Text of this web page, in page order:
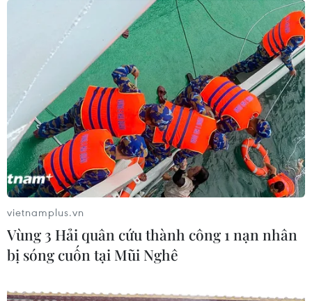
Kết quả trưng cầu của Viện Khoa học hình sự Bộ Công
an đã loại trừ nguyên nhân gây cháy tại kho của Công
ty Rạng Đông là do tác động từ con người.
vietnamplus.vn
Vùng 3 Hải quân cứu thành công 1 nạn nhân
bị sóng cuốn tại Mũi Nghê